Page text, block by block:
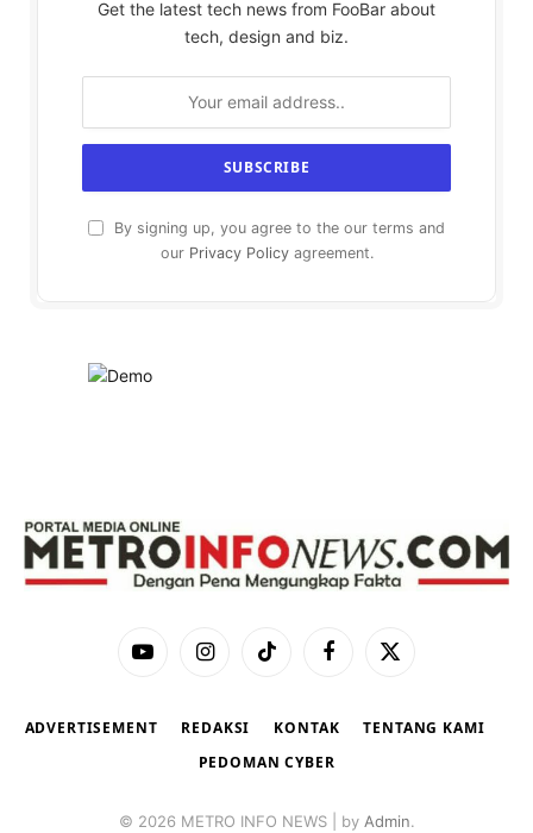
Get the latest tech news from FooBar about
tech, design and biz.
By signing up, you agree to the our terms and
our Privacy Policyagreement.
YouTubeInstagramTikTok Facebook
X
ADVERTISEMENT REDAKSI KONTAK
TENTANG KAMI
PEDOMAN CYBER
© 2026 METRO INFO NEWS | by Admin.